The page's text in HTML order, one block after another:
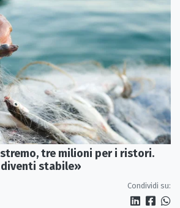
tre milioni per i ristori.
diventi stabile»
Condividi su: